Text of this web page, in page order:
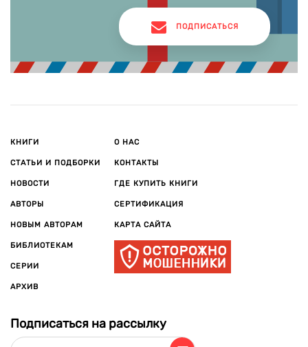
ПОДПИСАТЬСЯ
КНИГИ
СТАТЬИ И ПОДБОРКИ
НОВОСТИ
АВТОРЫ
НОВЫМ АВТОРАМ
БИБЛИОТЕКАМ
СЕРИИ
АРХИВ
О НАС
КОНТАКТЫ
ГДЕ КУПИТЬ КНИГИ
СЕРТИФИКАЦИЯ
КАРТА САЙТА
Подписаться на рассылку